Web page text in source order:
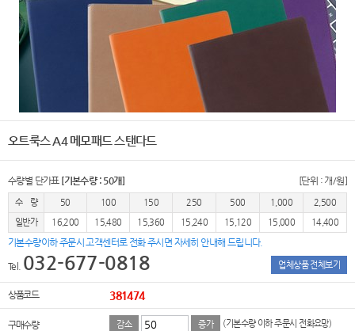
오트룩스 A4 메모패드 스탠다드
수량별 단가표 [기본수량 : 50개] [단위 : 개/원]
수 량 50 100 150 250 500 1,000
2,500
일반가
16,200 15,480 15,360 15,240 15,120 15,000 14,400
기본수량이하 주문시 고객센터로 전화 주시면 자세히 안내해 드립니다.
Tel. 032-677-0818 업체상품 전체보기
상품코드 381474
구매수량 감소 증가 (기본수량 이하 주문시 전화요망)